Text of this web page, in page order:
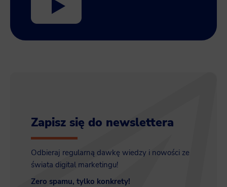
Zapisz się do newslettera
Odbieraj regularną dawkę wiedzy i nowości ze
świata digital marketingu!
Zero spamu, tylko konkrety!